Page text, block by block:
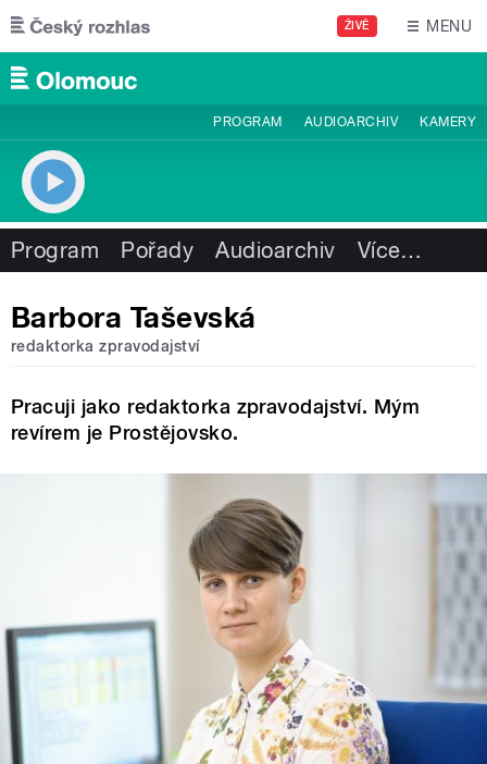
Přejít k hlavnímu obsahu
ŽIVĚ MENU
PROGRAM AUDIOARCHIV KAMERY
Program Pořady Audioarchiv Více…
Barbora Taševská
redaktorka zpravodajství
Pracuji jako redaktorka zpravodajství. Mým
revírem je Prostějovsko.